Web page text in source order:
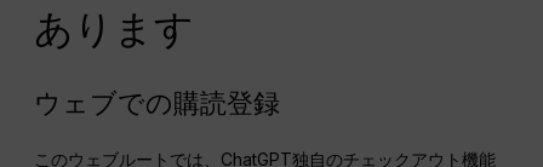
あります
ウェブでの購読登録
このウェブルートでは、ChatGPT独自のチェックアウト機能